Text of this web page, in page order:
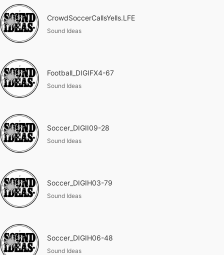
CrowdSoccerCallsYells.LFE
Sound Ideas
Football_DIGIFX4-67
Sound Ideas
Soccer_DIGII09-28
Sound Ideas
Soccer_DIGIH03-79
Sound Ideas
Soccer_DIGIH06-48
Sound Ideas